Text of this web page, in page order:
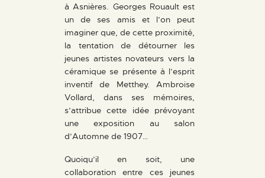
à Asnières. Georges Rouault est
un de ses amis et l’on peut
imaginer que, de cette proximité,
la tentation de détourner les
jeunes artistes novateurs vers la
céramique se présente à l’esprit
inventif de Metthey. Ambroise
Vollard, dans ses mémoires,
s’attribue cette idée prévoyant
une exposition au salon
d’Automne de 1907…
Quoiqu’il en soit, une
collaboration entre ces jeunes